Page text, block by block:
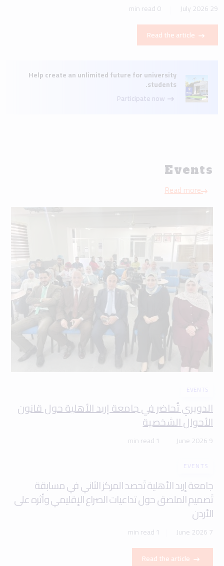
29 July 2026
0 min read
Read the article
Help create an unlimited future for university
students.
Participate now
Events
Read more
EVENTS
الدويري تُحاضر في جامعة إربد الأهلية حول قانون
الأحوال الشخصية
9 June 2026
1 min read
EVENTS
جامعة إربد الأهلية تَحصد المركز الثاني في مسابقة
تَصميم الملصق حول تداعيات الصراع الإقليمي وأثره على
الأردن
7 June 2026
1 min read
Read the article